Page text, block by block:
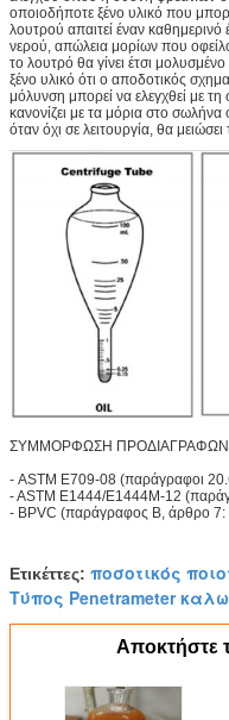
οποιοδήποτε ξένο υλικό που
λουτρού απαιτεί έναν καθημερινό
νερού, απώλεια μορίων που
το λουτρό θα γίνει έτσι
ξένο υλικό ότι ο αποδοτικός
μόλυνση μπορεί να ελεγχθεί με
κανονίζει με τα μόρια στο
όταν όχι σε λειτουργία, θα
ΣΥΜΜΟΡΦΩΣΗ ΠΡΟΔΙΑΓΡΑΦΩΝ
- ASTM E709-08 (παράγραφοι
- ASTM E1444/E1444M-12
- BPVC (παράγραφος Β, άρθρο 7:
Ετικέττες: ποσοτικός
Τύπος Penetrameter
Αποκτήστε